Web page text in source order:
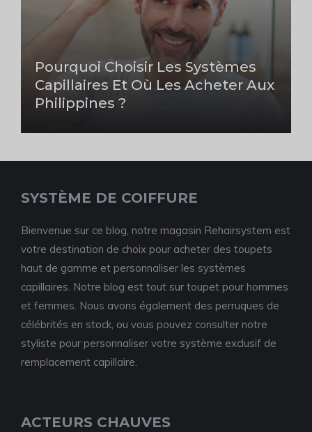
Pourquoi Choisir Les Systèmes
Capillaires Et Où Les Acheter Aux
Philippines ?
SYSTÈME DE COIFFURE
Bienvenue sur ce blog, notre magasin Rehairsystem est
votre destination de choix pour acheter des toupets
haut de gamme et personnaliser les systèmes
capillaires. Notre blog est tout sur toupet pour hommes
et femmes. Nous avons également des perruques de
célébrités en stock, ou vous pouvez consulter notre
styliste pour personnaliser votre système exclusif de
remplacement capillaire.
ACTEURS CHAUVES